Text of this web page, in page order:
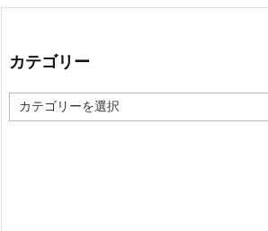
カテゴリー
テ